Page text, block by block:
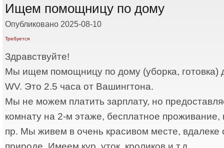
Ищем помощницу по дому
Опубликовано 2025-08-10
Требуется
Здравствуйте!
Мы ищем помощницу по дому (уборка, готовка)
WV. Это 2.5 часа от Вашингтона.
Мы не можем платить зарплату, но
комнату на 2-м этаже, бесплатное проживание,
пр. Мы живем в очень красивом месте, вдалеке